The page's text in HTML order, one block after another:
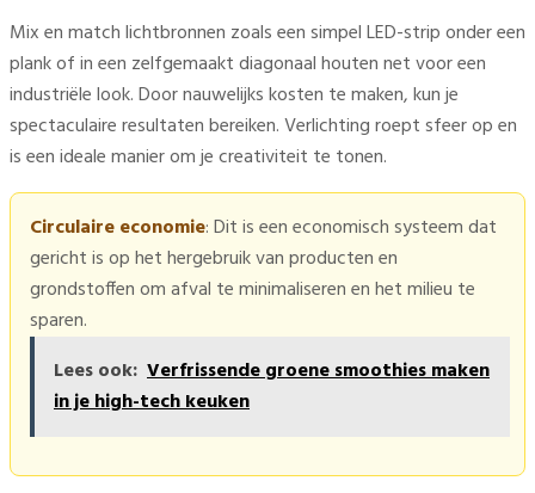
Mix en match lichtbronnen zoals een simpel LED-strip onder een
plank of in een zelfgemaakt diagonaal houten net voor een
industriële look. Door nauwelijks kosten te maken, kun je
spectaculaire resultaten bereiken. Verlichting roept sfeer op en
is een ideale manier om je creativiteit te tonen.
Circulaire economie: Dit is een economisch systeem dat
gericht is op het hergebruik van producten en
grondstoffen om afval te minimaliseren en het milieu te
sparen.
Lees ook: Verfrissende groene smoothies maken
in je high-tech keuken